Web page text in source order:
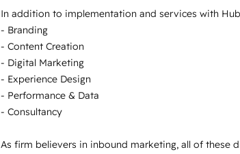
In addition to implementation and services with
- Branding
- Content Creation
- Digital Marketing
- Experience Design
- Performance & Data
- Consultancy
As firm believers in inbound marketing, all of these